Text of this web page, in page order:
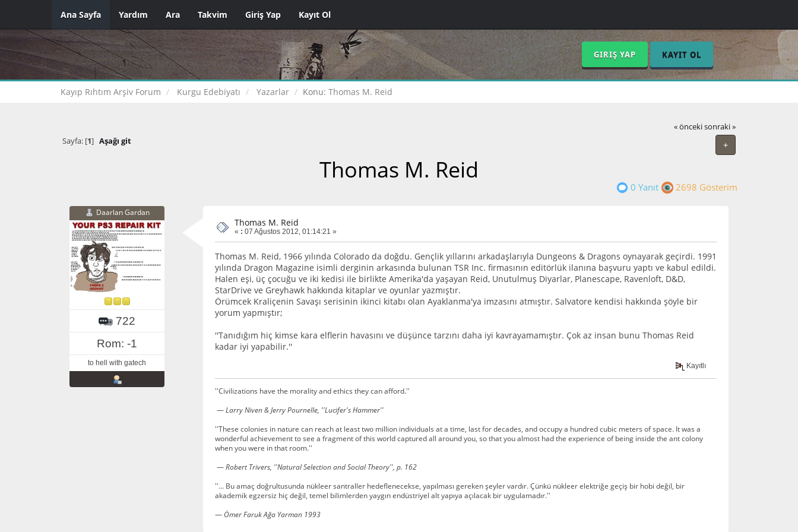
Ana Sayfa Yardım Ara Takvim Giriş Yap Kayıt Ol
GIRIŞ YAP KAYIT OL
Kayıp Rıhtım Arşiv Forum Kurgu Edebiyatı Yazarlar Konu: Thomas M. Reid
« önceki sonraki »
+
Sayfa: [1] Aşağı git
Thomas M. Reid
0 Yanıt 2698 Gösterim
Daarlan Gardan
722
Rom: -1
to hell with gatech
Thomas M. Reid
« : 07 Ağustos 2012, 01:14:21 »
Thomas M. Reid, 1966 yılında Colorado da doğdu. Gençlik yıllarını arkadaşlarıyla Dungeons & Dragons oynayarak geçirdi. 1991
yılında Dragon Magazine isimli derginin arkasında bulunan TSR Inc. firmasının editörlük ilanına başvuru yaptı ve kabul edildi.
Halen eşi, üç çocuğu ve iki kedisi ile birlikte Amerika'da yaşayan Reid, Unutulmuş Diyarlar, Planescape, Ravenloft, D&D,
StarDrive ve Greyhawk hakkında kitaplar ve oyunlar yazmıştır.
Örümcek Kraliçenin Savaşı serisinin ikinci kitabı olan Ayaklanma'ya imzasını atmıştır. Salvatore kendisi hakkında şöyle bir
yorum yapmıştır;
''Tanıdığım hiç kimse kara elflerin havasını ve düşünce tarzını daha iyi kavrayamamıştır. Çok az insan bunu Thomas Reid
kadar iyi yapabilir.''
Kayıtlı
''Civilizations have the morality and ethics they can afford.''
—Larry Niven & Jerry Pournelle, ''Lucifer's Hammer''
''These colonies in nature can reach at least two million individuals at a time, last for decades, and occupy a hundred cubic meters of space. It was a
wonderful achievement to see a fragment of this world captured all around you, so that you almost had the experience of being inside the ant colony
when you were in that room.''
—Robert Trivers, ''Natural Selection and Social Theory'', p. 162
''... Bu amaç doğrultusunda nükleer santraller hedeflenecekse, yapılması gereken şeyler vardır. Çünkü nükleer elektriğe geçiş bir hobi değil, bir
akademik egzersiz hiç değil, temel bilimlerden yaygın endüstriyel alt yapıya açılacak bir uygulamadır.''
— Ömer Faruk Ağa Yarman 1993